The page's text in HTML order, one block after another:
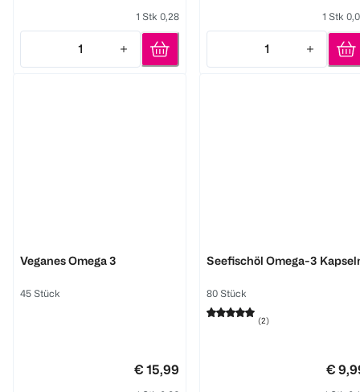
1 Stk 0,28
1
Quantity: 1
1 Stk
1
Quantity: 1
Veganes Omega 3
45 Stück
€ 15,99
Seefischöl Omega-3
80 Stück
(2)
€